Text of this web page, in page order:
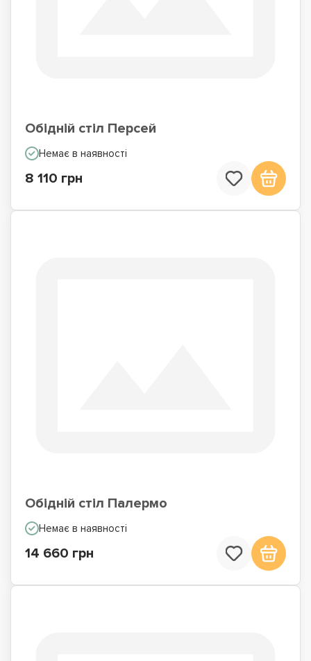
Обідній стіл Персей
Немає в наявності
8 110 грн
Обідній стіл Палермо
Немає в наявності
14 660 грн